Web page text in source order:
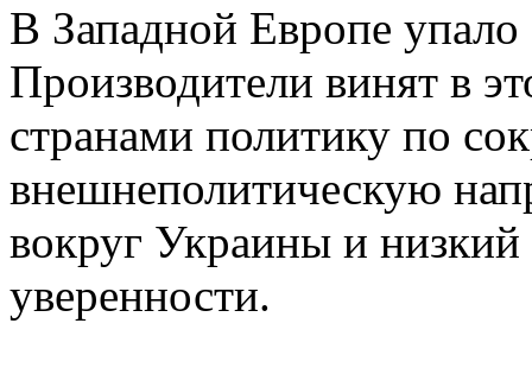
В Западной Европе упало
Производители винят в
странами политику по
внешнеполитическую
вокруг Украины и низкий
уверенности.